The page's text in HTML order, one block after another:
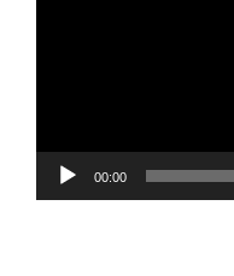
00:00